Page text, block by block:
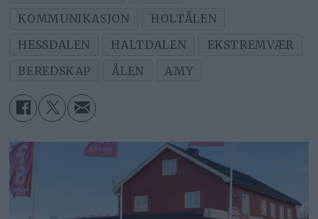
KOMMUNIKASJON
HOLTÅLEN
HESSDALEN
HALTDALEN
EKSTREMVÆR
BEREDSKAP
ÅLEN AMY